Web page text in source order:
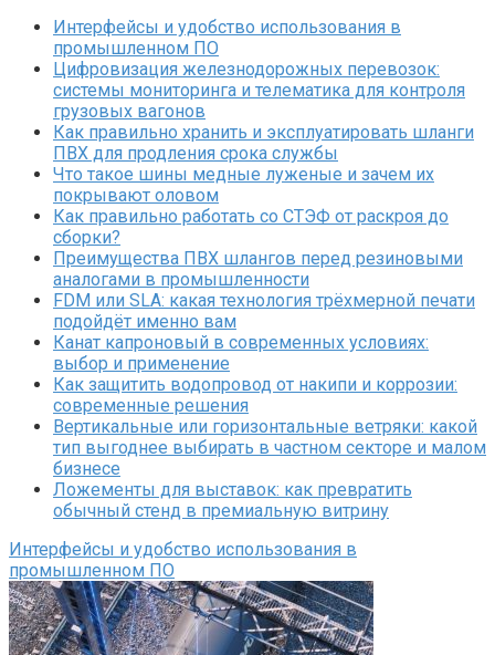
Интерфейсы и удобство использования в
промышленном ПО
Цифровизация железнодорожных перевозок:
системы мониторинга и телематика для контроля
грузовых вагонов
Как правильно хранить и эксплуатировать шланги
ПВХ для продления срока службы
Что такое шины медные луженые и зачем их
покрывают оловом
Как правильно работать со СТЭФ от раскроя до
сборки?
Преимущества ПВХ шлангов перед резиновыми
аналогами в промышленности
FDM или SLA: какая технология трёхмерной печати
подойдёт именно вам
Канат капроновый в современных условиях:
выбор и применение
Как защитить водопровод от накипи и коррозии:
современные решения
Вертикальные или горизонтальные ветряки: какой
тип выгоднее выбирать в частном секторе и малом
бизнесе
Ложементы для выставок: как превратить
обычный стенд в премиальную витрину
Интерфейсы и удобство использования в
промышленном ПО